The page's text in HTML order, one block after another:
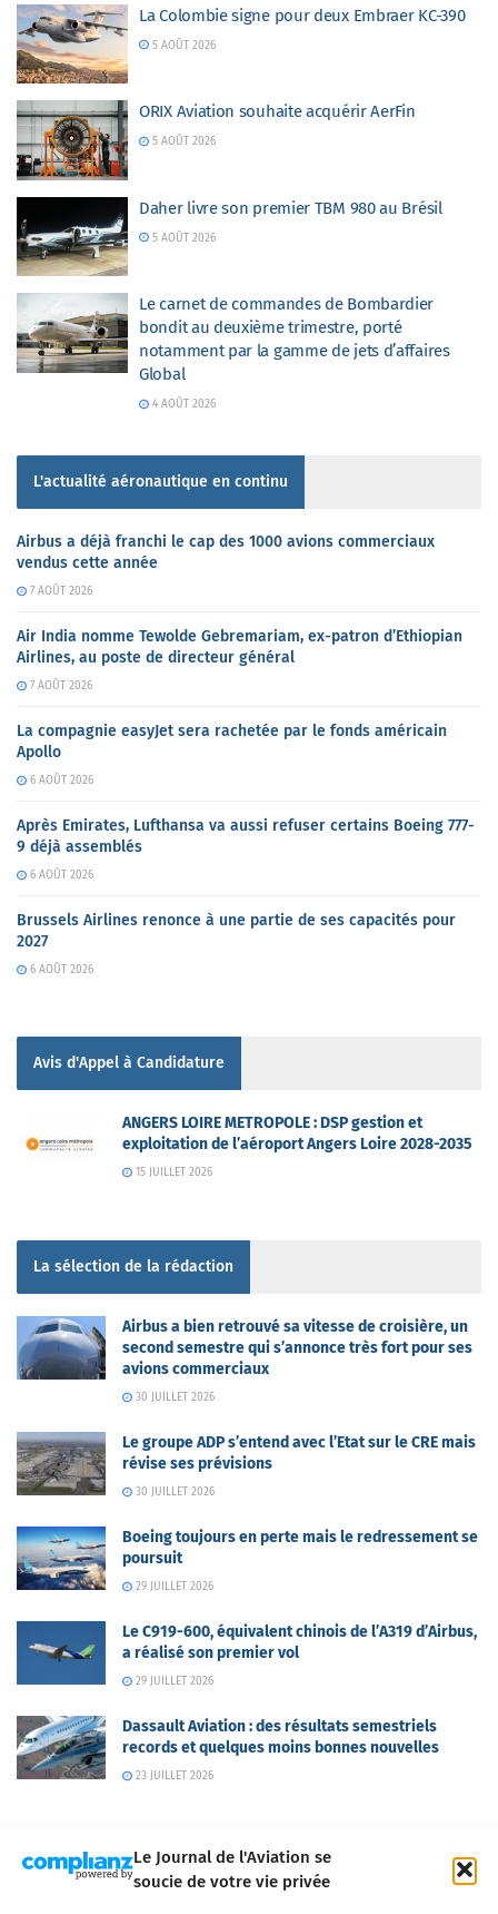
Le Journal de l'Aviation se
soucie de votre vie privée
La Colombie signe pour deux Embraer KC-390
5 AOÛT 2026
ORIX Aviation souhaite acquérir AerFin
5 AOÛT 2026
Daher livre son premier TBM 980 au Brésil
5 AOÛT 2026
Le carnet de commandes de Bombardier
bondit au deuxième trimestre, porté
notamment par la gamme de jets d’affaires
Global
4 AOÛT 2026
L'actualité aéronautique en continu
Airbus a déjà franchi le cap des 1000 avions commerciaux
vendus cette année
7 AOÛT 2026
Air India nomme Tewolde Gebremariam, ex-patron d’Ethiopian
Airlines, au poste de directeur général
7 AOÛT 2026
La compagnie easyJet sera rachetée par le fonds américain
Apollo
6 AOÛT 2026
Après Emirates, Lufthansa va aussi refuser certains Boeing 777-
9 déjà assemblés
6 AOÛT 2026
Brussels Airlines renonce à une partie de ses capacités pour
2027
6 AOÛT 2026
Avis d'Appel à Candidature
ANGERS LOIRE METROPOLE : DSP gestion et
exploitation de l’aéroport Angers Loire 2028-2035
15 JUILLET 2026
La sélection de la rédaction
Airbus a bien retrouvé sa vitesse de croisière, un
second semestre qui s’annonce très fort pour ses
avions commerciaux
30 JUILLET 2026
Le groupe ADP s’entend avec l’Etat sur le CRE mais
révise ses prévisions
30 JUILLET 2026
Boeing toujours en perte mais le redressement se
poursuit
29 JUILLET 2026
Le C919-600, équivalent chinois de l’A319 d’Airbus,
a réalisé son premier vol
29 JUILLET 2026
Dassault Aviation : des résultats semestriels
records et quelques moins bonnes nouvelles
23 JUILLET 2026